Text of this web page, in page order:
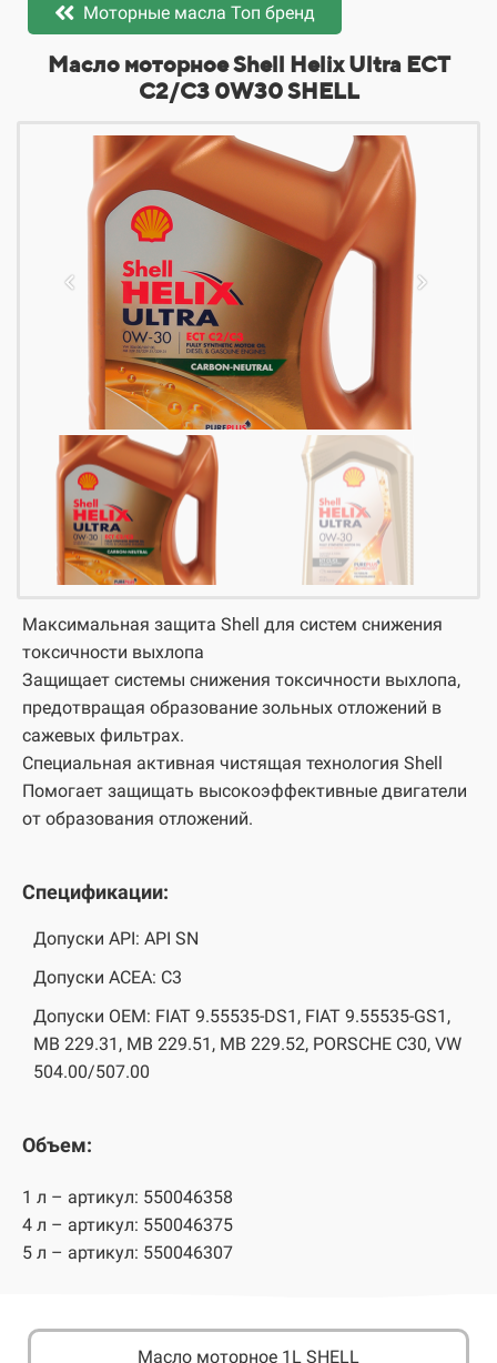
Моторные масла Топ бренд
​​​​Масло моторное Shell Helix Ultra ECT
C2/C3 0W30 SHELL
Максимальная защита Shell для систем снижения
токсичности выхлопа
Защищает системы снижения токсичности выхлопа,
предотвращая образование зольных отложений в
сажевых фильтрах.
Специальная активная чистящая технология Shell
Помогает защищать высокоэффективные двигатели
от образования отложений.
Спецификации:
Допуски API: API SN
Допуски ACEA: C3
Допуски OEM: FIAT 9.55535-DS1, FIAT 9.55535-GS1,
MB 229.31, MB 229.51, MB 229.52, PORSCHE C30, VW
504.00/507.00
Объем:
1 л – артикул: 550046358
4 л – артикул: 550046375
5 л – артикул: 550046307
Масло моторное 1L SHELL